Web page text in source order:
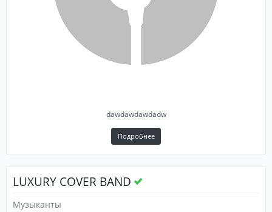
dawdawdawdadw
Подробнее
LUXURY COVER BAND
Музыканты